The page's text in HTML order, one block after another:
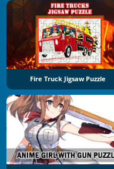
Fire Truck Jigsaw Puzzle